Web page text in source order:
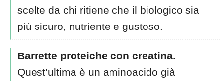
scelte da chi ritiene che il biologico sia
più sicuro, nutriente e gustoso.
Barrette proteiche con creatina.
Quest’ultima è un aminoacido già